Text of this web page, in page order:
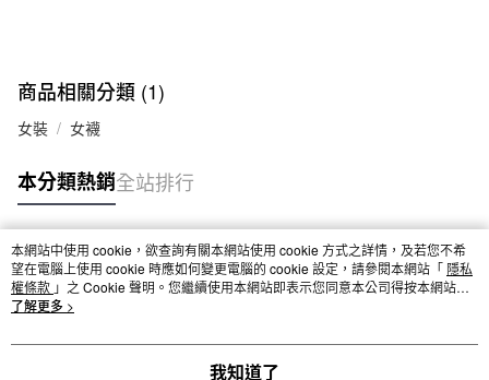
每筆NT$65，滿NT$1,000(含以上)免運費
宅配
無印良品門市自取
免運費
商品相關分類 (1)
女裝 女襪
本分類熱銷全站排行
熱門標籤
本網站中使用 cookie，欲查詢有關本網站使用 cookie 方式之詳情，及若您不希
望在電腦上使用 cookie 時應如何變更電腦的 cookie 設定，請參閱本網站「 隱私
權條款 」之 Cookie 聲明。您繼續使用本網站即表示您同意本公司得按本網站使
用條款之 Cookie 聲明使用 cookie。
了解更多 >
我知道了